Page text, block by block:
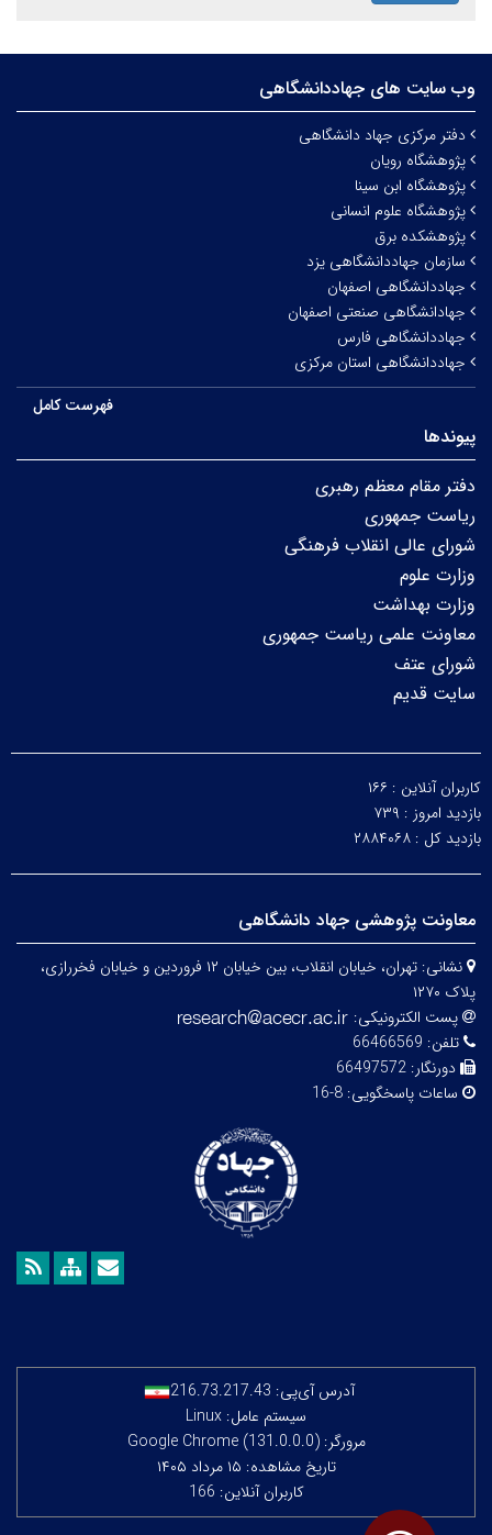
وب سایت های جهاددانشگاهی
دفتر مرکزی جهاد دانشگاهی
پژوهشگاه رویان
پژوهشگاه ابن سینا
پژوهشگاه علوم انسانی
پژوهشکده برق
سازمان جهاددانشگاهی یزد
جهاددانشگاهی اصفهان
جهادانشگاهی صنعتی اصفهان
جهاددانشگاهی فارس
جهاددانشگاهی استان مرکزی
فهرست کامل
پیوندها
دفتر مقام معظم رهبری
ریاست جمهوری
شورای عالی انقلاب فرهنگی
وزارت علوم
وزارت بهداشت
معاونت علمی ریاست جمهوری
شورای عتف
سایت قدیم
کاربران آنلاین : ۱۶۶
بازدید امروز : ۷۳۹
بازدید کل : ۲۸۸۴۰۶۸
معاونت پژوهشی جهاد دانشگاهی
نشانی:
تهران، خیابان انقلاب، بین خیابان ۱۲ فروردین و خیابان فخررازی،
پلاک ۱۲۷۰
پست الکترونیکی:
تلفن: 66466569
دورنگار: 66497572
ساعات پاسخگویی: 8-16
آدرس آی‌پی: 216.73.217.43
سیستم عامل: Linux
مرورگر: Google Chrome (131.0.0.0)
تاریخ مشاهده: ۱۵ مرداد ۱۴۰۵
کاربران آنلاین: 166